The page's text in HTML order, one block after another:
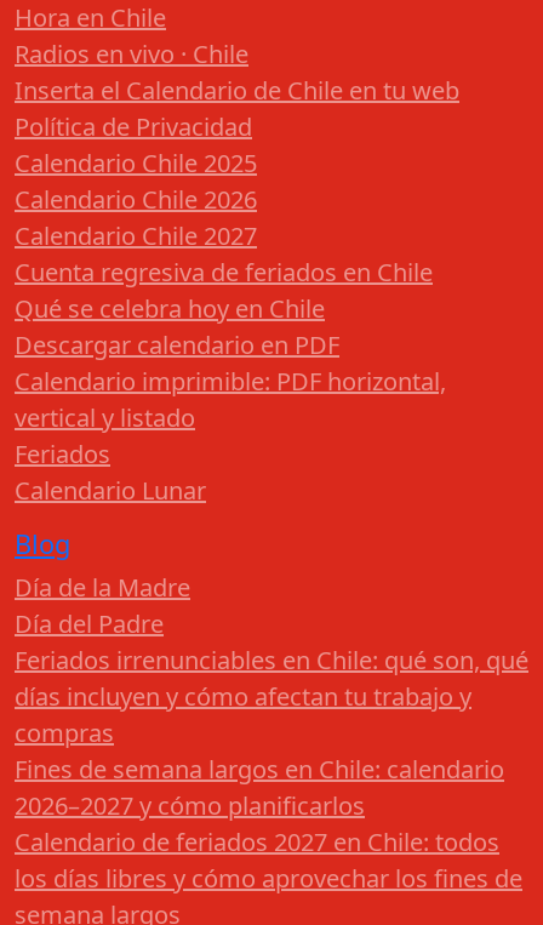
Hora en Chile
Radios en vivo · Chile
Inserta el Calendario de Chile en tu web
Política de Privacidad
Calendario Chile 2025
Calendario Chile 2026
Calendario Chile 2027
Cuenta regresiva de feriados en Chile
Qué se celebra hoy en Chile
Descargar calendario en PDF
Calendario imprimible: PDF horizontal,
vertical y listado
Feriados
Calendario Lunar
Blog
Día de la Madre
Día del Padre
Feriados irrenunciables en Chile: qué son, qué
días incluyen y cómo afectan tu trabajo y
compras
Fines de semana largos en Chile: calendario
2026–2027 y cómo planificarlos
Calendario de feriados 2027 en Chile: todos
los días libres y cómo aprovechar los fines de
semana largos